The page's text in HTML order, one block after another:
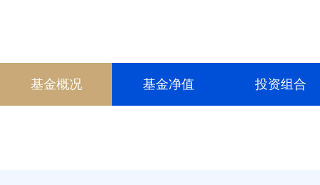
028232
基金概况 基金净值 投资组合